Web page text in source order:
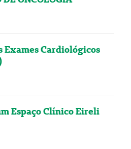
Exames Cardiológicos
Espaço Clínico Eireli